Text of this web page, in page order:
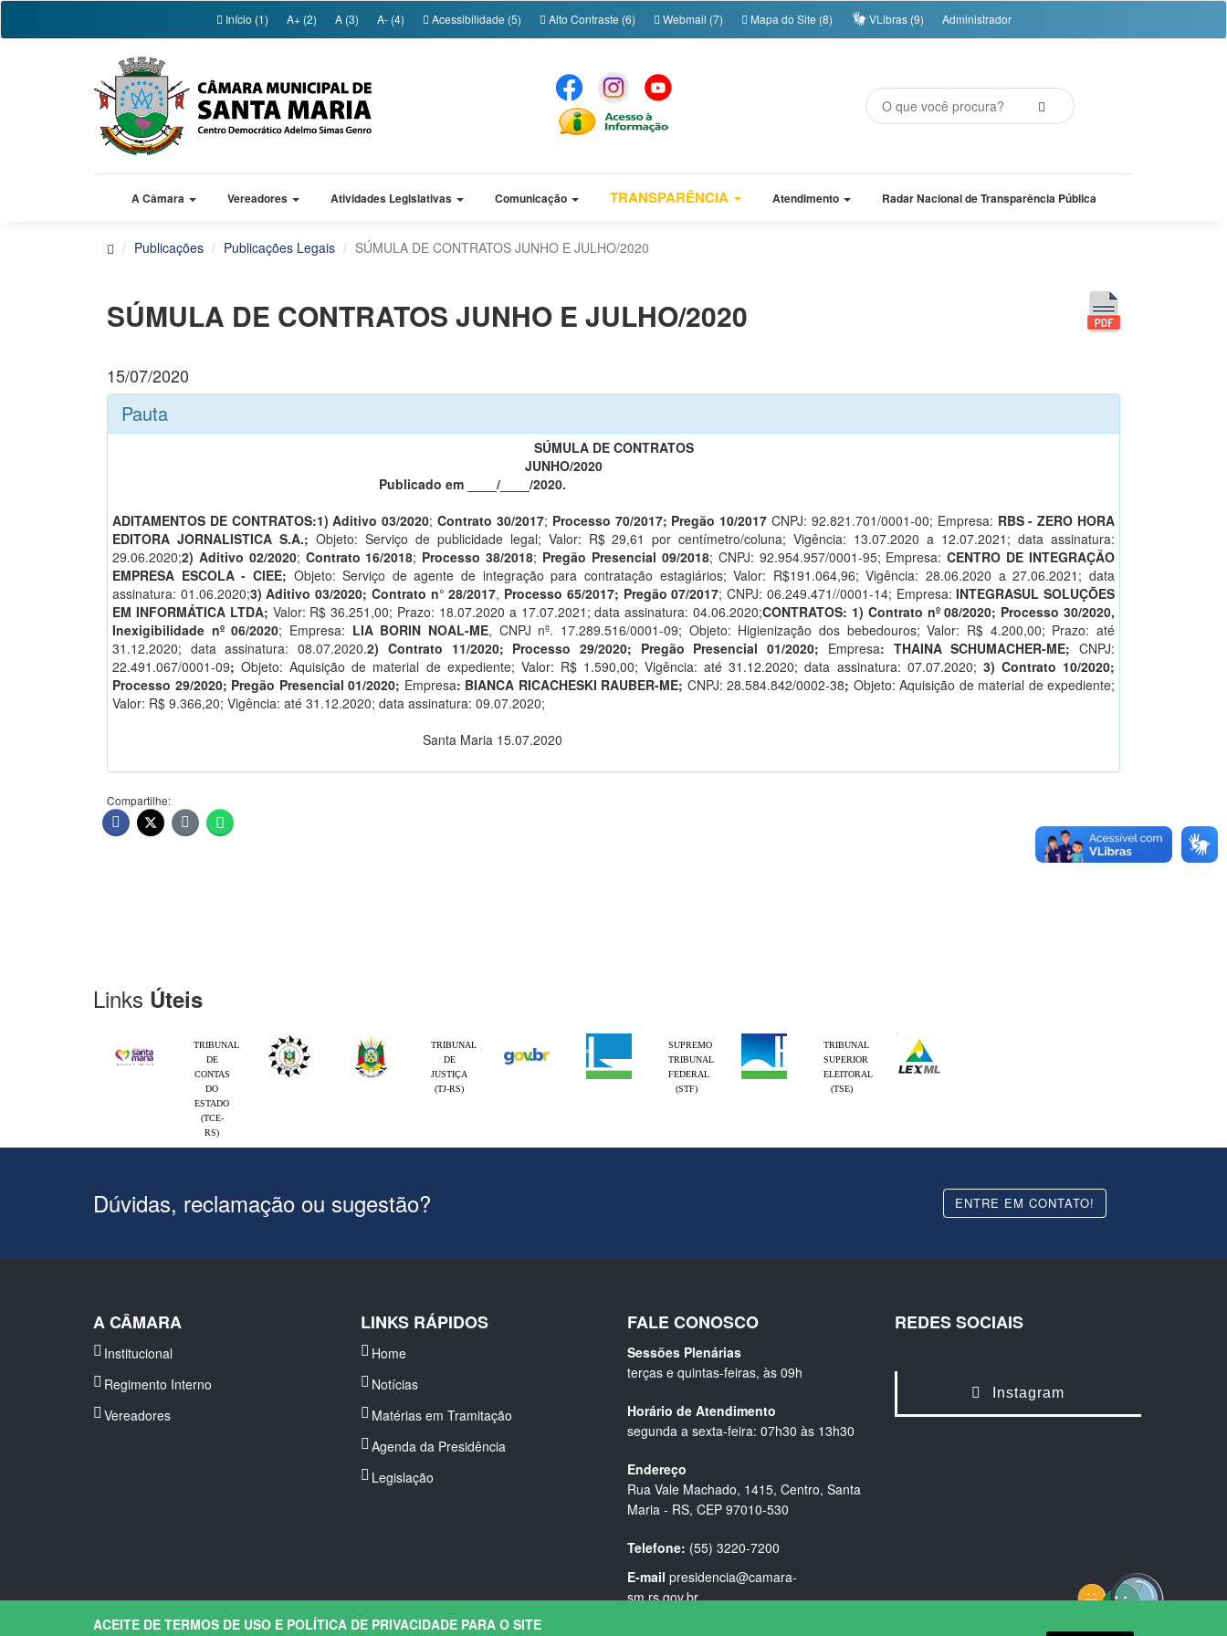
ACEITE DE TERMOS DE USO E POLÍTICA DE PRIVACIDADE PARA O SITE
Início (1) A+ (2) A (3) A- (4) Acessibilidade (5) Alto Contraste (6) Webmail (7) Mapa do Site (8) VLibras (9) Administrador
A Câmara Vereadores Atividades Legislativas Comunicação TRANSPARÊNCIA Atendimento Radar Nacional de Transparência Pública
Publicações Publicações Legais SÚMULA DE CONTRATOS JUNHO E JULHO/2020
SÚMULA DE CONTRATOS JUNHO E JULHO/2020
15/07/2020
Pauta
SÚMULA DE CONTRATOS
JUNHO/2020
Publicado em ____/____/2020.
ADITAMENTOS DE CONTRATOS:1) Aditivo 03/2020;Contrato 30/2017; Processo 70/2017; Pregão 10/2017 CNPJ: 92.821.701/0001-00; Empresa: RBS - ZERO HORA
EDITORA JORNALISTICA S.A.; Objeto: Serviço de publicidade legal; Valor: R$ 29,61 por centímetro/coluna; Vigência: 13.07.2020 a 12.07.2021; data assinatura:
29.06.2020;2) Aditivo 02/2020; Contrato 16/2018; Processo 38/2018; Pregão Presencial 09/2018; CNPJ: 92.954.957/0001-95; Empresa:CENTRO DE INTEGRAÇÃO
EMPRESA ESCOLA - CIEE; Objeto: Serviço de agente de integração para contratação estagiários; Valor: R$191.064,96; Vigência: 28.06.2020 a 27.06.2021; data
assinatura: 01.06.2020;3) Aditivo 03/2020; Contrato n° 28/2017, Processo 65/2017; Pregão 07/2017; CNPJ: 06.249.471//0001-14; Empresa:INTEGRASUL SOLUÇÕES
EM INFORMÁTICA LTDA; Valor: R$ 36.251,00; Prazo: 18.07.2020 a 17.07.2021; data assinatura: 04.06.2020;CONTRATOS: 1) Contrato nº 08/2020; Processo 30/2020,
Inexigibilidade nº 06/2020; Empresa: LIA BORIN NOAL-ME, CNPJ nº. 17.289.516/0001-09; Objeto: Higienização dos bebedouros; Valor: R$ 4.200,00; Prazo: até
31.12.2020; data assinatura: 08.07.2020.2) Contrato 11/2020; Processo 29/2020; Pregão Presencial 01/2020; Empresa: THAINA SCHUMACHER-ME;CNPJ:
22.491.067/0001-09;Objeto: Aquisição de material de expediente; Valor: R$ 1.590,00; Vigência: até 31.12.2020; data assinatura: 07.07.2020; 3) Contrato 10/2020;
Processo 29/2020; Pregão Presencial 01/2020; Empresa: BIANCA RICACHESKI RAUBER-ME; CNPJ: 28.584.842/0002-38; Objeto: Aquisição de material de expediente;
Valor: R$ 9.366,20; Vigência: até 31.12.2020; data assinatura: 09.07.2020;
Santa Maria 15.07.2020
Compartilhe:
Links Úteis
TRIBUNAL
DE
CONTAS
DO
ESTADO
(TCE-
RS)
TRIBUNAL
DE
JUSTIÇA
(TJ-RS)
SUPREMO
TRIBUNAL
FEDERAL
(STF)
TRIBUNAL
SUPERIOR
ELEITORAL
(TSE)
Dúvidas, reclamação ou sugestão? ENTRE EM CONTATO!
A CÂMARA
Institucional
Regimento Interno
Vereadores
LINKS RÁPIDOS
Home
Notícias
Matérias em Tramitação
Agenda da Presidência
Legislação
FALE CONOSCO
Sessões Plenárias
terças e quintas-feiras, às 09h
Horário de Atendimento
segunda a sexta-feira: 07h30 às 13h30
Endereço
Rua Vale Machado, 1415, Centro, Santa
Maria - RS, CEP 97010-530
Telefone: (55) 3220-7200
E-mail presidencia@camara-
sm.rs.gov.br
REDES SOCIAIS
Instagram